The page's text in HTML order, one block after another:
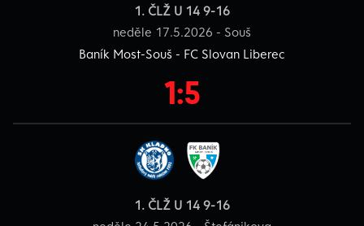
1. ČLŽ U 14 9-16
neděle 17.5.2026 - Souš
Baník Most-Souš - FC Slovan Liberec
1:5
1. ČLŽ U 14 9-16